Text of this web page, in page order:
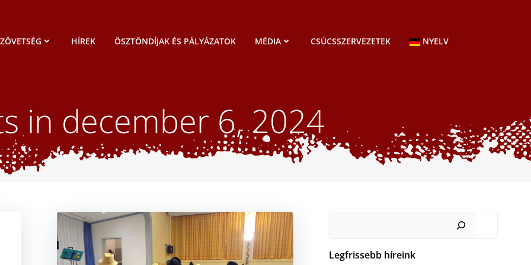
HÍREK ÖSZTÖNDÍJAK ÉS PÁLYÁZATOK MÉDIA CSÚCSSZERVEZETEK NYELV
in december 6, 2024
Legfrissebb híreink